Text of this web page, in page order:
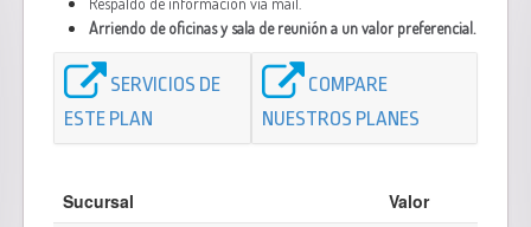
Arriendo de oficinas y sala de reunión a un valor preferencial.
SERVICIOS DE
ESTE PLAN
COMPARE
NUESTROS PLANES
Sucursal
Valor